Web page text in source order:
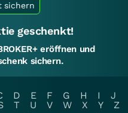
sichern
geschenkt!
eröffnen und
sichern.
D E F G H I
J
T U V W X Y
Z